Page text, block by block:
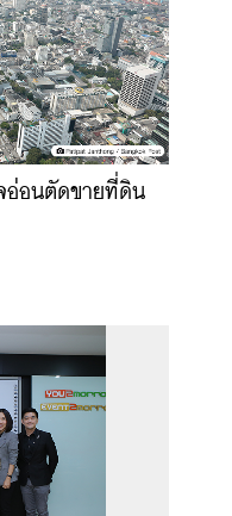
อ่อนตัดขายที่ดิน